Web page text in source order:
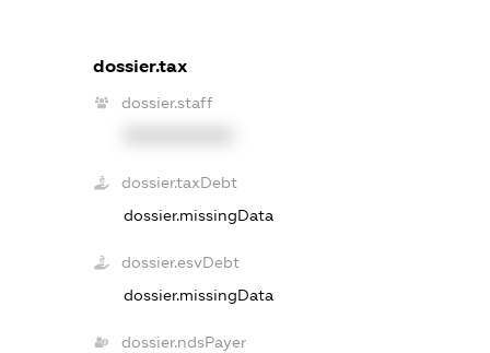
dossier.tax
dossier.staff
dossier.taxDebt
dossier.missingData
dossier.esvDebt
dossier.missingData
dossier.ndsPayer